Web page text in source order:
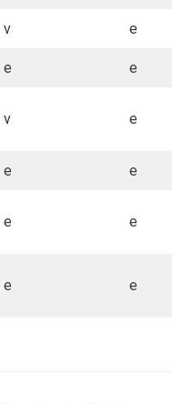
v e
e e
v e
e e
e e
e e